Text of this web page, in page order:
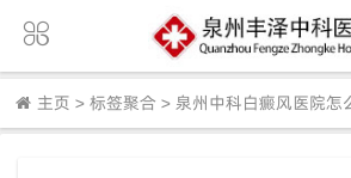
主页 > 标签聚合 > 泉州中科白癜风医院怎